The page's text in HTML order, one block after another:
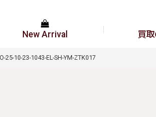
New Arrival 買
25-10-23-1043-EL-SH-YM-ZTK017